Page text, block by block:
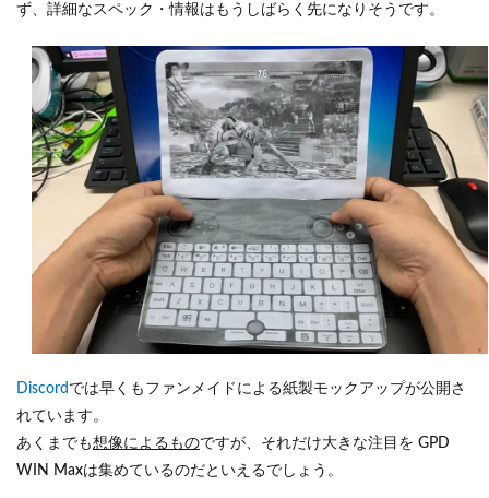
ず、詳細なスペック・情報はもうしばらく先になりそうです。
Discord では早くもファンメイドによる紙製モックアップが公開さ
れています。
あくまでも想像によるものですが、それだけ大きな注目を GPD
WIN Maxは集めているのだといえるでしょう。